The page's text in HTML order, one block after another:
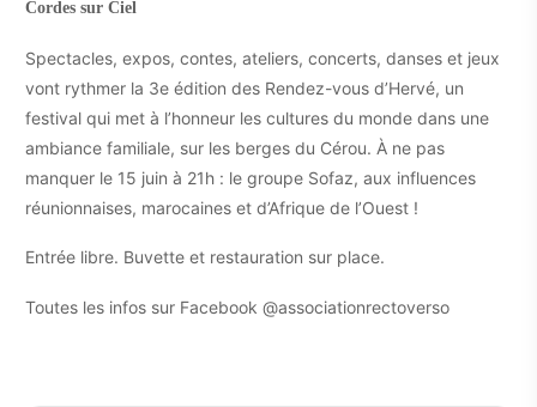
Cordes sur Ciel
Spectacles, expos, contes, ateliers, concerts, danses et jeux
vont rythmer la 3e édition des Rendez-vous d’Hervé, un
festival qui met à l’honneur les cultures du monde dans une
ambiance familiale, sur les berges du Cérou. À ne pas
manquer le 15 juin à 21h : le groupe Sofaz, aux influences
réunionnaises, marocaines et d’Afrique de l’Ouest !
Entrée libre. Buvette et restauration sur place.
Toutes les infos sur Facebook @associationrectoverso